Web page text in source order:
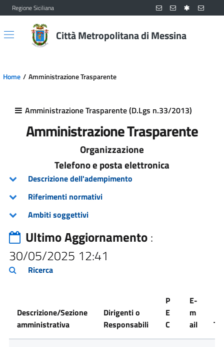
Vai al contenuto principale
Vai al menu principale
Regione Siciliana
Città Metropolitana di Messina
Home Amministrazione Trasparente
Amministrazione Trasparente (D.Lgs n.33/2013)
Amministrazione Trasparente
Organizzazione
Telefono e posta elettronica
Descrizione dell'adempimento
Riferimenti normativi
Ambiti soggettivi
Ultimo Aggiornamento:
30/05/2025 12:41
Ricerca
Descrizione/Sezione
amministrativa
Dirigenti o
Responsabili
P
E
C
E-
m
ail